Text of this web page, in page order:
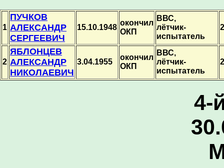
1
ПУЧКОВ
АЛЕКСАНДР
СЕРГЕЕВИЧ
15.10.1948
окончил
ОКП
ВВС,
лётчик-
испытатель
2
ЯБЛОНЦЕВ
АЛЕКСАНДР
НИКОЛАЕВИЧ
3.04.1955
окончил
ОКП
ВВС,
лётчик-
испытатель
4-